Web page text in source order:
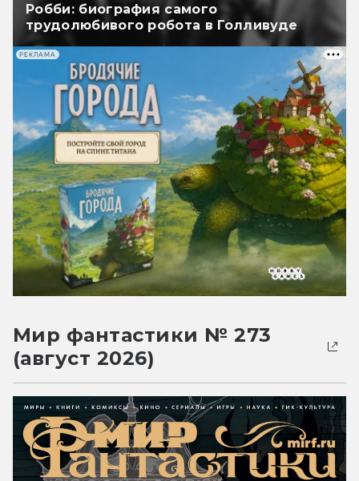
Робби: биография самого
трудолюбивого робота в Голливуде
РЕКЛАМА
Мир фантастики № 273
(август 2026)